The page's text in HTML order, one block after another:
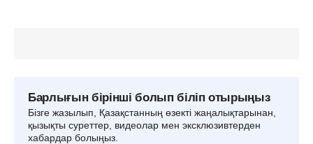
Барлығын бірінші болып біліп отырыңыз
Бізге жазылып, Қазақстанның өзекті жаңалықтарынан,
қызықты суреттер, видеолар мен эксклюзивтерден
хабардар болыңыз.